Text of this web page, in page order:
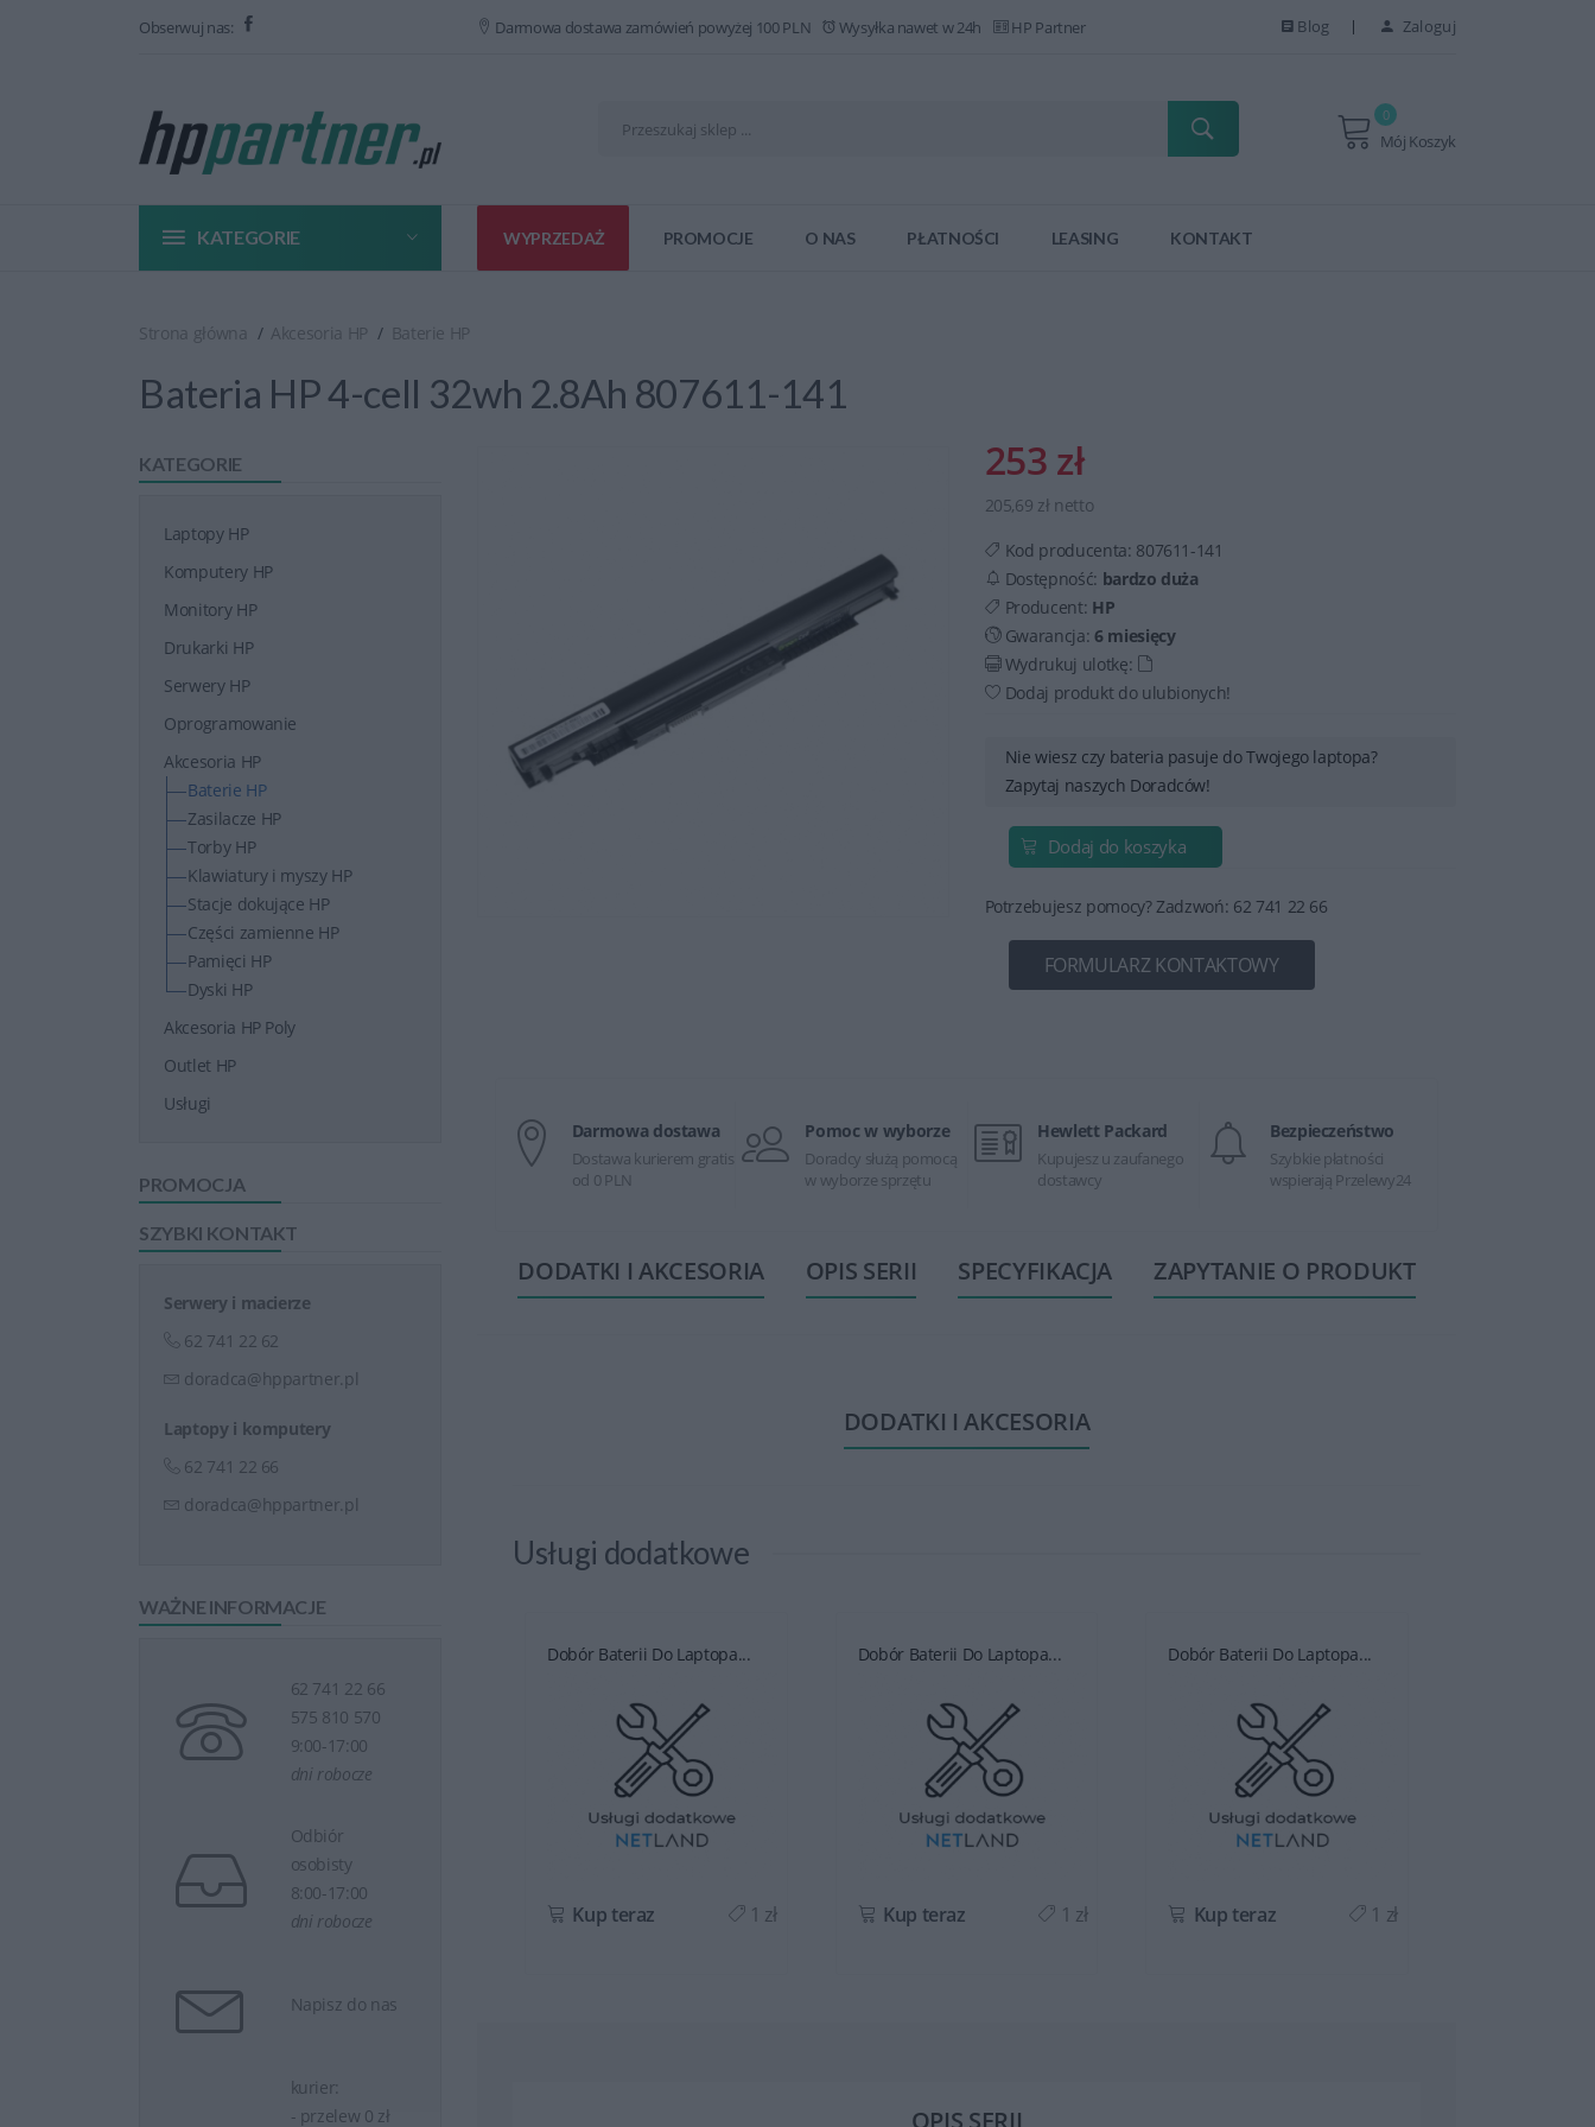
Obserwuj nas: Darmowa dostawa zamówień powyżej 100 PLN Wysyłka nawet w 24h HP Partner Blog Zaloguj
Mój Koszyk
0
KATEGORIE WYPRZEDAŻ PROMOCJE O NAS PŁATNOŚCI LEASING KONTAKT
Strona główna Akcesoria HP Baterie HP
Bateria HP 4-cell 32wh 2.8Ah 807611-141
KATEGORIE
Laptopy HP
Komputery HP
Monitory HP
Drukarki HP
Serwery HP
Oprogramowanie
Akcesoria HP
Baterie HP
Zasilacze HP
Torby HP
Klawiatury i myszy HP
Stacje dokujące HP
Części zamienne HP
Pamięci HP
Dyski HP
Akcesoria HP Poly
Outlet HP
Usługi
PROMOCJA
SZYBKI KONTAKT
Serwery i macierze
62 741 22 62
doradca@hppartner.pl
Laptopy i komputery
62 741 22 66
doradca@hppartner.pl
WAŻNE INFORMACJE
62 741 22 66
575 810 570
9:00-17:00
dni robocze
Odbiór
osobisty
8:00-17:00
dni robocze
Napisz do nas
kurier:
- przelew 0 zł
253 zł
205,69 zł netto
Kod producenta: 807611-141
Dostępność: bardzo duża
Producent: HP
Gwarancja: 6 miesięcy
Wydrukuj ulotkę:
Dodaj produkt do ulubionych!
Nie wiesz czy bateria pasuje do Twojego laptopa?
Zapytaj naszych Doradców!
Dodaj do koszyka
Potrzebujesz pomocy? Zadzwoń: 62 741 22 66
FORMULARZ KONTAKTOWY
Darmowa dostawa
Dostawa kurierem gratis
od 0 PLN
Pomoc w wyborze
Doradcy służą pomocą
w wyborze sprzętu
Hewlett Packard
Kupujesz u zaufanego
dostawcy
Bezpieczeństwo
Szybkie płatności
wspierają Przelewy24
DODATKI I AKCESORIA OPIS SERII SPECYFIKACJA ZAPYTANIE O PRODUKT
DODATKI I AKCESORIA
Usługi dodatkowe
Kup teraz
Dobór Baterii Do Laptopa...
Kup teraz 1 zł
Dobór Baterii Do Laptopa...
Kup teraz 1 zł
Dobór Baterii Do Laptopa...
Kup teraz 1 zł